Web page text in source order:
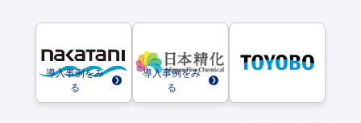
導入事例をみ
る
導入事例をみ
る